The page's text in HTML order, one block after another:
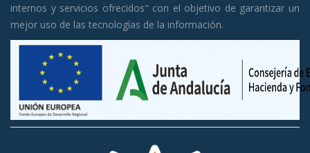
internos y servicios ofrecidos" con el objetivo de garantizar un
mejor uso de las tecnologías de la información.